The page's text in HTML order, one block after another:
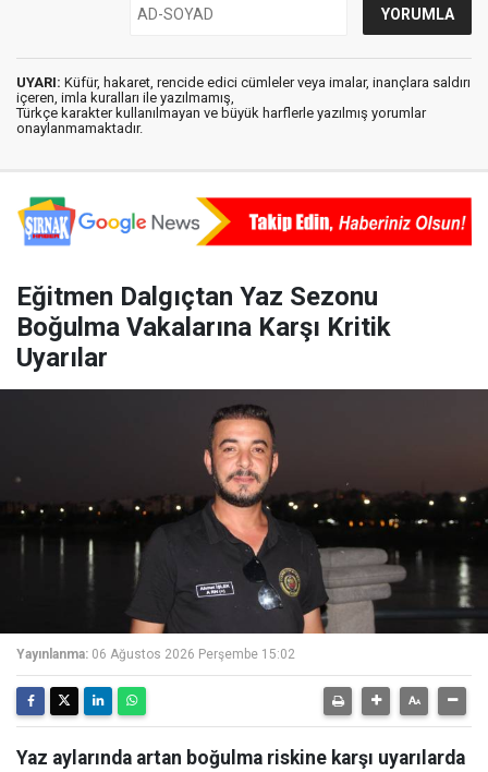
UYARI: Küfür, hakaret, rencide edici cümleler veya imalar, inançlara saldırı
içeren, imla kuralları ile yazılmamış,
Türkçe karakter kullanılmayan ve büyük harflerle yazılmış yorumlar
onaylanmamaktadır.
Eğitmen Dalgıçtan Yaz Sezonu
Boğulma Vakalarına Karşı Kritik
Uyarılar
Yayınlanma: 06 Ağustos 2026 Perşembe 15:02
Yaz aylarında artan boğulma riskine karşı uyarılarda